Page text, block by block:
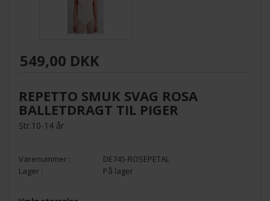
549,00 DKK
REPETTO SMUK SVAG ROSA
BALLETDRAGT TIL PIGER
Str.10-14 år
DE745-ROSEPETAL
På lager